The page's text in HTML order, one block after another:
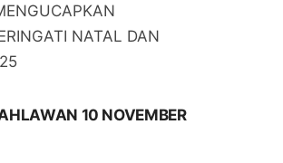
NATAL DAN
10 NOVEMBER